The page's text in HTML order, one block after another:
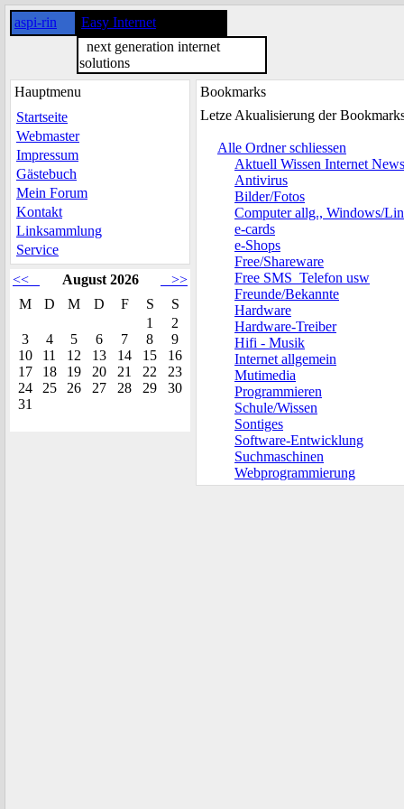
aspi-rin
Easy Internet
next generation internet
solutions
Hauptmenu
Startseite
Webmaster
Impressum
Gästebuch
Mein Forum
Kontakt
Linksammlung
Service
<<
August 2026
>>
M
D M D F S
S
1
2
3
4 5 6 7 8
9
10
11 12 13 14 15
16
17
18 19 20 21 22
23
24
25 26 27 28 29
30
31
Bookmarks
Letze Akualisierung der
Alle Ordner schliessen
Aktuell Wissen Internet News
Antivirus
Bilder/Fotos
Computer allg., Windows/
e-cards
e-Shops
Free/Shareware
Free SMS_Telefon usw
Freunde/Bekannte
Hardware
Hardware-Treiber
Hifi - Musik
Internet allgemein
Mutimedia
Programmieren
Schule/Wissen
Sontiges
Software-Entwicklung
Suchmaschinen
Webprogrammierung